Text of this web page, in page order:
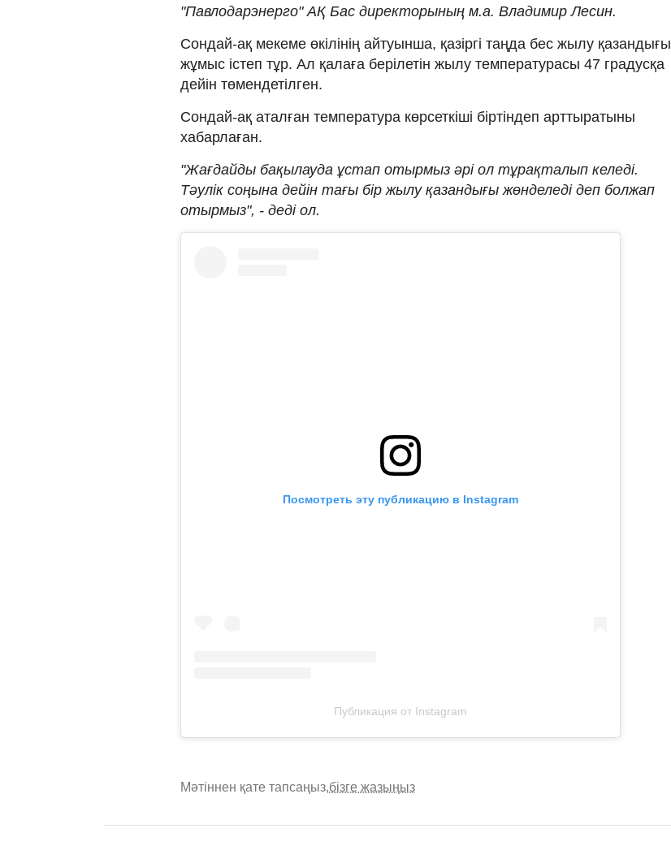
"Павлодарэнерго" АҚ Бас директорының м.а. Владимир Лесин.
Сондай-ақ мекеме өкілінің айтуынша, қазіргі таңда бес жылу қазандығы
жұмыс істеп тұр. Ал қалаға берілетін жылу температурасы 47 градусқа
дейін төмендетілген.
Сондай-ақ аталған температура көрсеткіші біртіндеп арттыратыны
хабарлаған.
"Жағдайды бақылауда ұстап отырмыз әрі ол тұрақталып келеді.
Тәулік соңына дейін тағы бір жылу қазандығы жөнделеді деп болжап
отырмыз", - деді ол.
Посмотреть эту публикацию в Instagram
Публикация от Instagram
Мәтіннен қате тапсаңыз,бізге жазыңыз